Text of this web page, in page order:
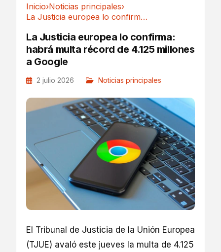
Inicio›Noticias principales›
La Justicia europea lo confirma: habrá multa...
La Justicia europea lo confirma:
habrá multa récord de 4.125 millones
a Google
2 julio 2026 Noticias principales
El Tribunal de Justicia de la Unión Europea
(TJUE) avaló este jueves la multa de 4.125